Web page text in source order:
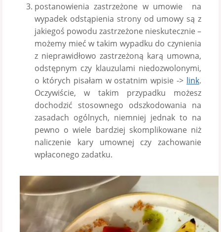
postanowienia zastrzeżone w umowie na
wypadek odstąpienia strony od umowy są z
jakiegoś powodu zastrzeżone nieskutecznie –
możemy mieć w takim wypadku do czynienia
z nieprawidłowo zastrzeżoną karą umowna,
odstępnym czy klauzulami niedozwolonymi,
o których pisałam w ostatnim wpisie -> link.
Oczywiście, w takim przypadku możesz
dochodzić stosownego odszkodowania na
zasadach ogólnych, niemniej jednak to na
pewno o wiele bardziej skomplikowane niż
naliczenie kary umownej czy zachowanie
wpłaconego zadatku.